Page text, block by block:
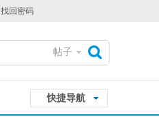
找回密码
帖子
快捷导航